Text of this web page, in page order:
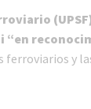
“en
ferroviarios y